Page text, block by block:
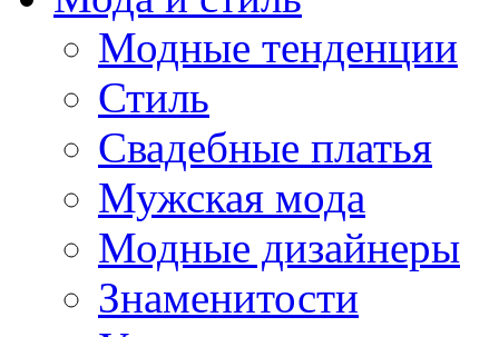
Модные тенденции
Стиль
Свадебные платья
Мужская мода
Модные дизайнеры
Знаменитости